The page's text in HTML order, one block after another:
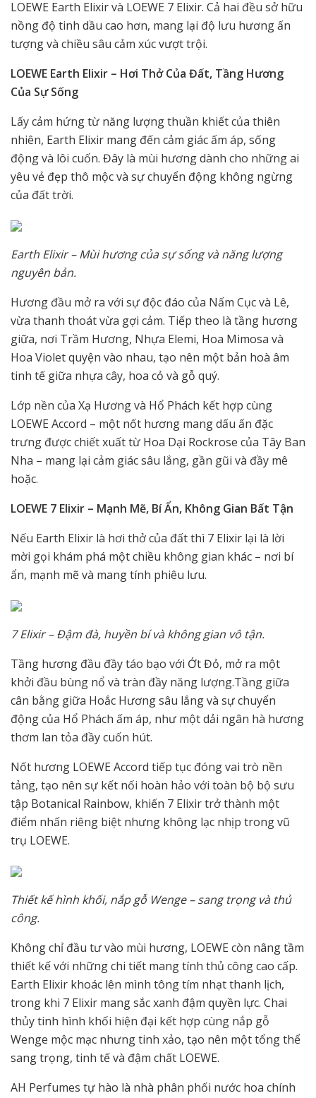
LOEWE Earth Elixir và LOEWE 7 Elixir. Cả hai đều sở hữu
nồng độ tinh dầu cao hơn, mang lại độ lưu hương ấn
tượng và chiều sâu cảm xúc vượt trội.
LOEWE Earth Elixir – Hơi Thở Của Đất, Tầng Hương
Của Sự Sống
Lấy cảm hứng từ năng lượng thuần khiết của thiên
nhiên, Earth Elixir mang đến cảm giác ấm áp, sống
động và lôi cuốn. Đây là mùi hương dành cho những ai
yêu vẻ đẹp thô mộc và sự chuyển động không ngừng
của đất trời.
Earth Elixir – Mùi hương của sự sống và năng lượng
nguyên bản.
Hương đầu mở ra với sự độc đáo của Nấm Cục và Lê,
vừa thanh thoát vừa gợi cảm. Tiếp theo là tầng hương
giữa, nơi Trầm Hương, Nhựa Elemi, Hoa Mimosa và
Hoa Violet quyện vào nhau, tạo nên một bản hoà âm
tinh tế giữa nhựa cây, hoa cỏ và gỗ quý.
Lớp nền của Xạ Hương và Hổ Phách kết hợp cùng
LOEWE Accord – một nốt hương mang dấu ấn đặc
trưng được chiết xuất từ Hoa Dại Rockrose của Tây Ban
Nha – mang lại cảm giác sâu lắng, gần gũi và đầy mê
hoặc.
LOEWE 7 Elixir – Mạnh Mẽ, Bí Ẩn, Không Gian Bất Tận
Nếu Earth Elixir là hơi thở của đất thì 7 Elixir lại là lời
mời gọi khám phá một chiều không gian khác – nơi bí
ẩn, mạnh mẽ và mang tính phiêu lưu.
7 Elixir – Đậm đà, huyền bí và không gian vô tận.
Tầng hương đầu đầy táo bạo với Ớt Đỏ, mở ra một
khởi đầu bùng nổ và tràn đầy năng lượng.Tầng giữa
cân bằng giữa Hoắc Hương sâu lắng và sự chuyển
động của Hổ Phách ấm áp, như một dải ngân hà hương
thơm lan tỏa đầy cuốn hút.
Nốt hương LOEWE Accord tiếp tục đóng vai trò nền
tảng, tạo nên sự kết nối hoàn hảo với toàn bộ bộ sưu
tập Botanical Rainbow, khiến 7 Elixir trở thành một
điểm nhấn riêng biệt nhưng không lạc nhịp trong vũ
trụ LOEWE.
Thiết kế hình khối, nắp gỗ Wenge – sang trọng và thủ
công.
Không chỉ đầu tư vào mùi hương, LOEWE còn nâng tầm
thiết kế với những chi tiết mang tính thủ công cao cấp.
Earth Elixir khoác lên mình tông tím nhạt thanh lịch,
trong khi 7 Elixir mang sắc xanh đậm quyền lực. Chai
thủy tinh hình khối hiện đại kết hợp cùng nắp gỗ
Wenge mộc mạc nhưng tinh xảo, tạo nên một tổng thể
sang trọng, tinh tế và đậm chất LOEWE.
AH Perfumes tự hào là nhà phân phối nước hoa chính